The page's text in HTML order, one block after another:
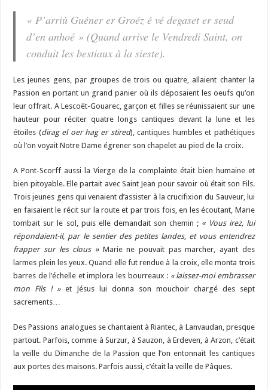
« P’arriù Guéner er Groéz é vé degaset er seud
d’en anhoé » (Quand arrive le Vendredi Saint, on
conduit les bestiaux à la sieste).
Les jeunes gens, par groupes de trois ou quatre, allaient chanter la
Passion en portant un grand panier où ils déposaient les oeufs qu’on
leur offrait. A Lescoët-Gouarec, garçon et filles se réunissaient sur une
hauteur pour réciter quatre longs cantiques devant la lune et les
étoiles (dirag el oer hag er stired), cantiques humbles et pathétiques
où l’on voyait Notre Dame égrener son chapelet au pied de la croix.
A Pont-Scorff aussi la Vierge de la complainte était bien humaine et
bien pitoyable. Elle partait avec Saint Jean pour savoir où était son Fils.
Trois jeunes gens qui venaient d’assister à la crucifixion du Sauveur, lui
en faisaient le récit sur la route et par trois fois, en les écoutant, Marie
tombait sur le sol, puis elle demandait son chemin ; « Vous irez, lui
répondaient-il, par le sentier des petites landes, et vous entendrez
frapper sur les clous »Marie ne pouvait pas marcher, ayant des
larmes plein les yeux. Quand elle fut rendue à la croix, elle monta trois
barres de l’échelle et implora les bourreaux : « laissez-moi embrasser
mon Fils ! »et Jésus lui donna son mouchoir chargé des sept
sacrements…
Des Passions analogues se chantaient à Riantec, à Lanvaudan, presque
partout. Parfois, comme à Surzur, à Sauzon, à Erdeven, à Arzon, c’était
la veille du Dimanche de la Passion que l’on entonnait les cantiques
aux portes des maisons. Parfois aussi, c’était la veille de Pâques.